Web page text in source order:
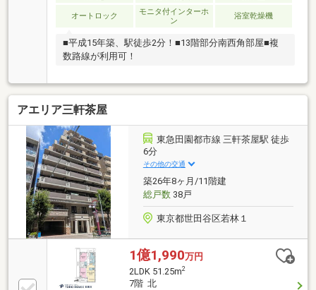
オートロック
モニタ付インターホ
ン
浴室乾燥機
■平成15年築、駅徒歩2分！■13階部分南西角部屋■複
数路線が利用可！
アエリア三軒茶屋
東急田園都市線 三軒茶屋駅 徒歩
6分
その他の交通
築26年8ヶ月/11階建
総戸数38戸
東京都世田谷区若林１
1億1,990万円
2LDK 51.25m2
7階 北